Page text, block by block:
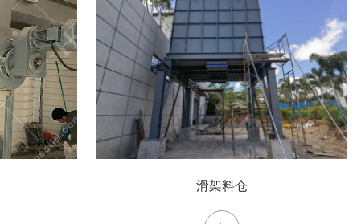
滑架料仓